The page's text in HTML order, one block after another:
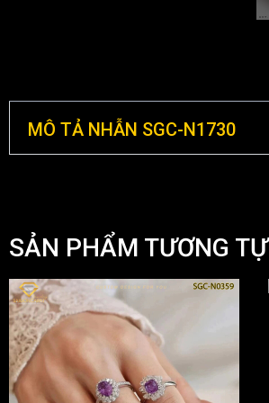
MÔ TẢ NHẪN SGC-N1730
SẢN PHẨM TƯƠNG TỰ